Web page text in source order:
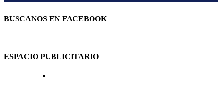
BUSCANOS EN FACEBOOK
ESPACIO PUBLICITARIO